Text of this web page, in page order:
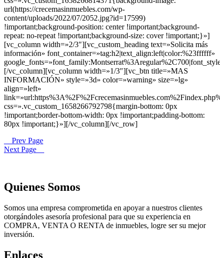
url(https://crecemasinmuebles.com/wp-
content/uploads/2022/07/2052.jpg?id=17599)
!important;background-position: center !important;background-
repeat: no-repeat !important;background-size: cover !important;}»]
[vc_column width=»2/3″][vc_custom_heading text=»Solicita más
información» font_container=»tag:h2|text_align:left|color:%23ffffff»
[/vc_column][vc_column width=»1/3″][vc_btn title=»MAS
INFORMACIÓN» style=»3d» color=»warning» size=»lg»
align=»left»
css=».vc_custom_1658266792798{margin-bottom: 0px
!important;border-bottom-width: 0px !important;padding-bottom:
80px !important;}»][/vc_column][/vc_row]
Prev Page
Next Page
Quienes Somos
Somos una empresa comprometida en apoyar a nuestros clientes
otorgándoles asesoría profesional para que su experiencia en
COMPRA, VENTA O RENTA de inmuebles, logre ser su mejor
inversión.
Enlaces